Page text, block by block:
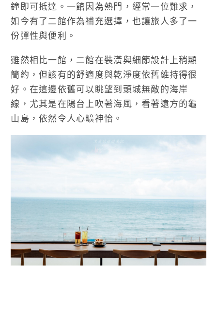
鐘即可抵達。一館因為熱門，經常一位難求，
如今有了二館作為補充選擇，也讓旅人多了一
份彈性與便利。
雖然相比一館，二館在裝潢與細節設計上稍顯
簡約，但該有的舒適度與乾淨度依舊維持得很
好。在這邊依舊可以眺望到頭城無敵的海岸
線，尤其是在陽台上吹著海風，看著遠方的龜
山島，依然令人心曠神怡。